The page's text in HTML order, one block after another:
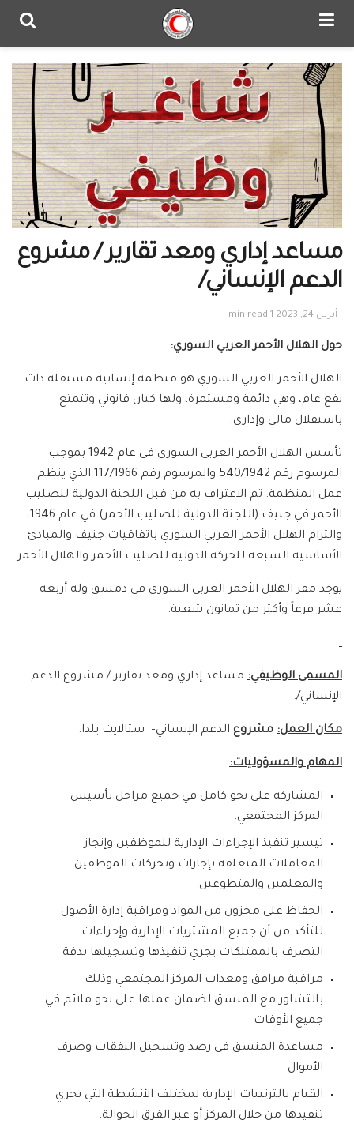
مساعد إداري ومعد تقارير / مشروع
الدعم الإنساني/
أبريل 24, 2023 1 min read
حول الهلال الأحمر العربي السوري:
الهلال الأحمر العربي السوري هو منظمة إنسانية مستقلة ذات
نفع عام، وهي دائمة ومستمرة، ولها كيان قانوني وتتمتع
باستقلال مالي وإداري.
تأسس الهلال الأحمر العربي السوري في عام 1942 بموجب
المرسوم رقم 540/1942 والمرسوم رقم 117/1966 الذي ينظم
عمل المنظمة. تم الاعتراف به من قبل اللجنة الدولية للصليب
الأحمر في جنيف (اللجنة الدولية للصليب الأحمر) في عام 1946،
والتزام الهلال الأحمر العربي السوري باتفاقيات جنيف والمبادئ
الأساسية السبعة للحركة الدولية للصليب الأحمر والهلال الأحمر.
يوجد مقر الهلال الأحمر العربي السوري في دمشق وله أربعة
عشر فرعاً وأكثر من ثمانون شعبة.
المسمى الوظيفي: مساعد إداري ومعد تقارير / مشروع الدعم
الإنساني/.
مكان العمل: مشروع الدعم الإنساني– ستالايت يلدا.
المهام والمسؤوليات:
المشاركة على نحو كامل في جميع مراحل تأسيس
المركز المجتمعي.
تيسير تنفيذ الإجراءات الإدارية للموظفين وإنجاز
المعاملات المتعلقة بإجازات وتحركات الموظفين
والمعلمين والمتطوعين
الحفاظ على مخزون من المواد ومراقبة إدارة الأصول
للتأكد من أن جميع المشتريات الإدارية وإجراءات
التصرف بالممتلكات يجري تنفيذها وتسجيلها بدقة
مراقبة مرافق ومعدات المركز المجتمعي وذلك
بالتشاور مع المنسق لضمان عملها على نحو ملائم في
جميع الأوقات
مساعدة المنسق في رصد وتسجيل النفقات وصرف
الأموال
القيام بالترتيبات الإدارية لمختلف الأنشطة التي يجري
تنفيذها من خلال المركز أو عبر الفرق الجوالة.